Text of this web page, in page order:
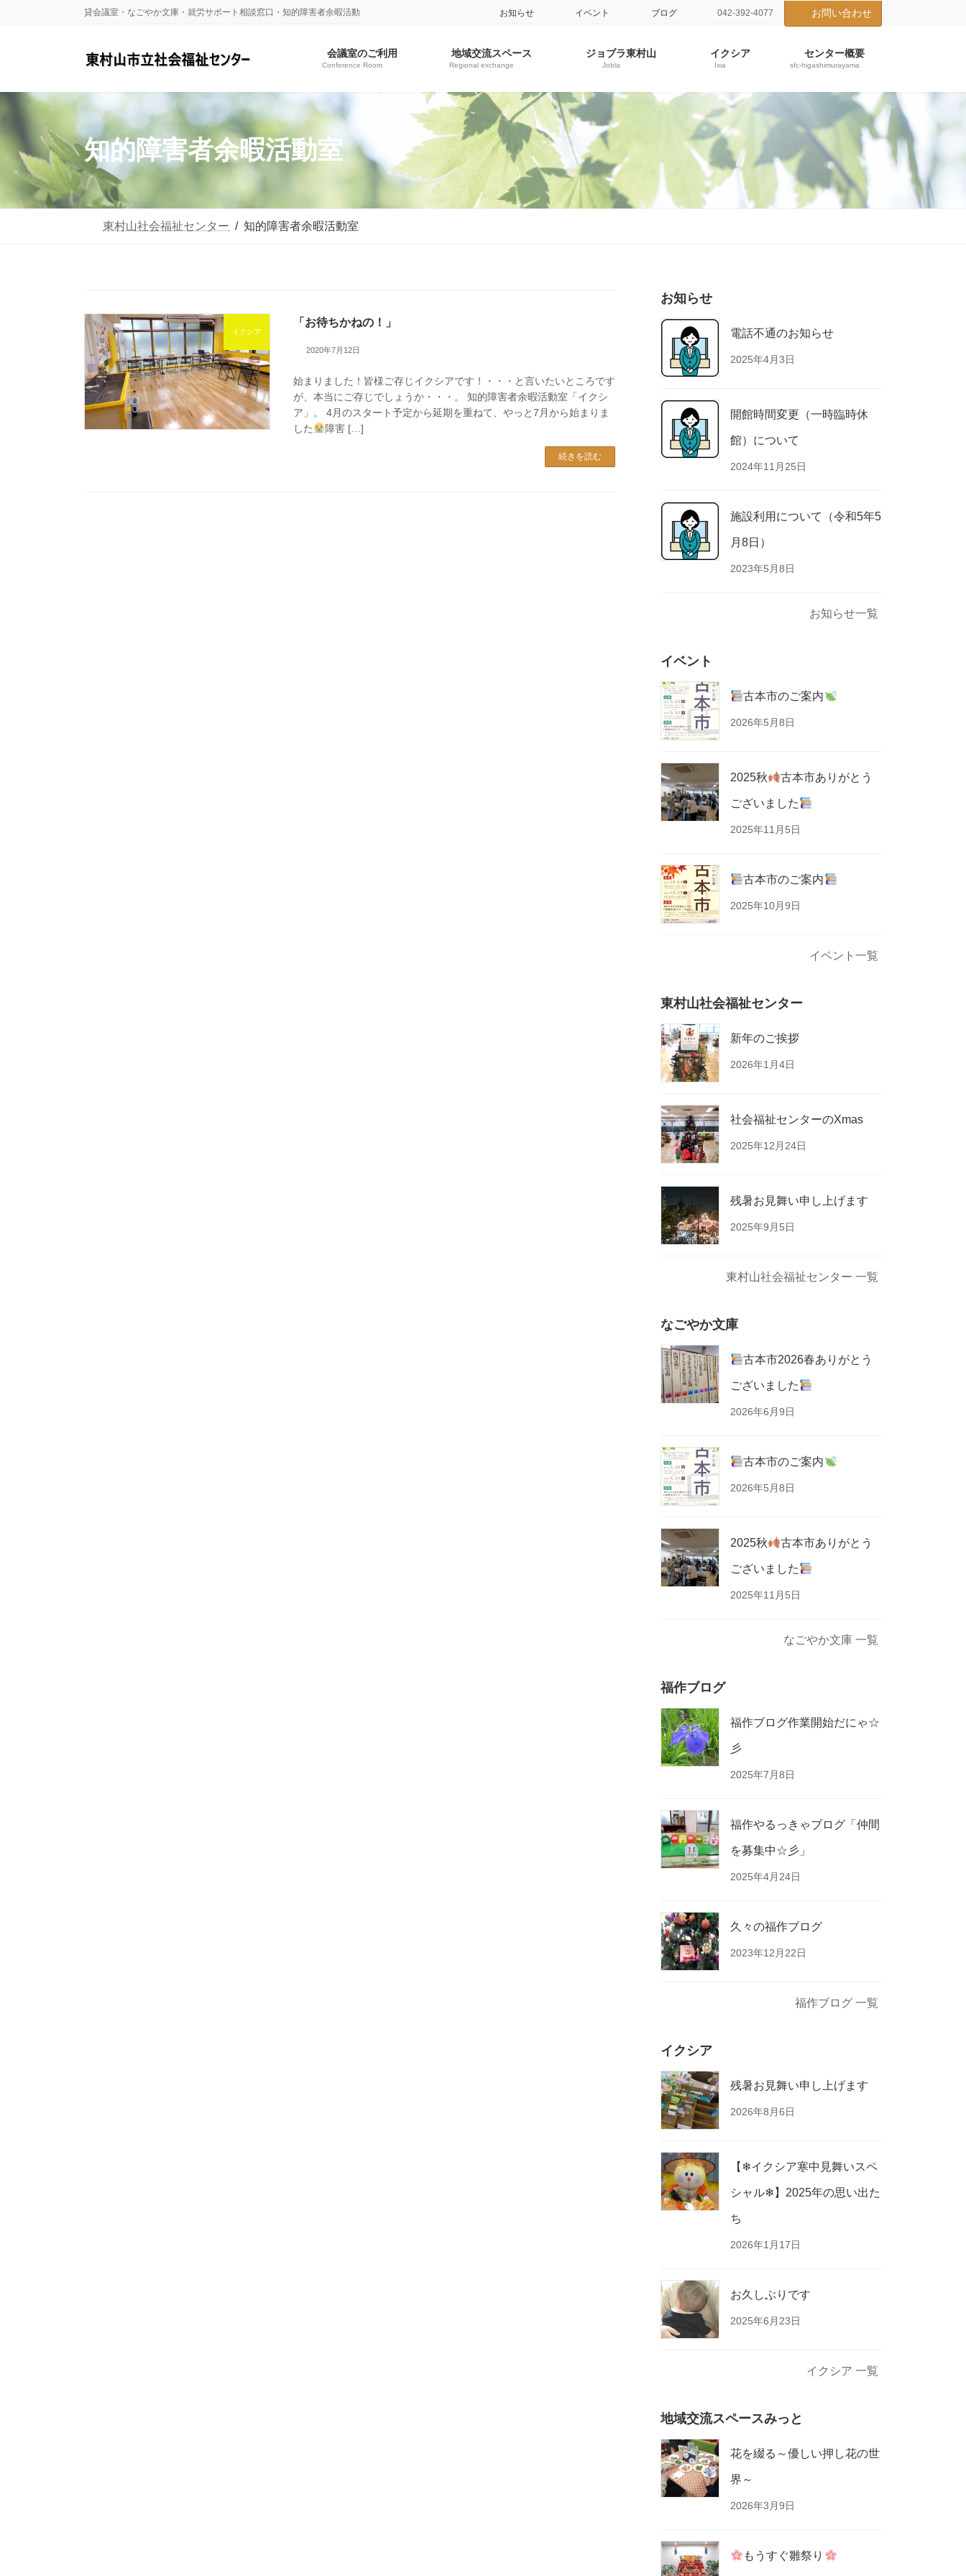
ン
へ
ー
ョ
貸会議室・なごやか文庫・就労サポート相談窓口・知的障害者余暇活動 お知らせ イベント ブログ 042-392-4077 お問い合わせ
会議室のご利用
Conference Room
地域交流スペース
Regional exchange
ジョブラ東村山
Jobla
イクシア
Ixia
センター概要
sfc-higashimurayama
知的障害者余暇活動室
東村山社会福祉センター 知的障害者余暇活動室
イクシア
「お待ちかねの！」
2020年7月12日
始まりました！皆様ご存じイクシアです！・・・と言いたいところです
が、本当にご存じでしょうか・・・。 知的障害者余暇活動室「イクシ
ア」。 4月のスタート予定から延期を重ねて、やっと7月から始まりま
した
障害 […]
続きを読む
お知らせ
電話不通のお知らせ
2025年4月3日
開館時間変更（一時臨時休
館）について
2024年11月25日
施設利用について（令和5年5
月8日）
2023年5月8日
お知らせ一覧
イベント
古本市のご案内
2026年5月8日
2025秋 古本市ありがとう
ございました
2025年11月5日
古本市のご案内
2025年10月9日
イベント一覧
東村山社会福祉センター
新年のご挨拶
2026年1月4日
社会福祉センターのXmas
2025年12月24日
残暑お見舞い申し上げます
2025年9月5日
東村山社会福祉センター 一覧
なごやか文庫
古本市2026春ありがとう
ございました
2026年6月9日
古本市のご案内
2026年5月8日
2025秋 古本市ありがとう
ございました
2025年11月5日
なごやか文庫 一覧
福作ブログ
福作ブログ作業開始だにゃ☆
彡
2025年7月8日
福作やるっきゃブログ「仲間
を募集中☆彡」
2025年4月24日
久々の福作ブログ
2023年12月22日
福作ブログ 一覧
イクシア
残暑お見舞い申し上げます
2026年8月6日
【❄イクシア寒中見舞いスペ
シャル❄】2025年の思い出た
ち
2026年1月17日
お久しぶりです
2025年6月23日
イクシア 一覧
地域交流スペースみっと
花を綴る～優しい押し花の世
界～
2026年3月9日
もうすぐ雛祭り